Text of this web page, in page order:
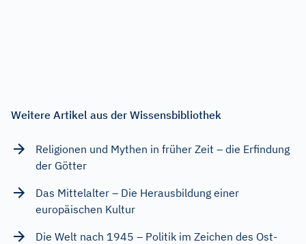
Weitere Artikel aus der Wissensbibliothek
Religionen und Mythen in früher Zeit – die Erfindung
der Götter
Das Mittelalter – Die Herausbildung einer
europäischen Kultur
Die Welt nach 1945 – Politik im Zeichen des Ost-